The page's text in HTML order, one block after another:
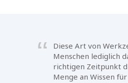
Diese Art von
Menschen lediglich
richtigen Zeitpunkt
Menge an Wissen